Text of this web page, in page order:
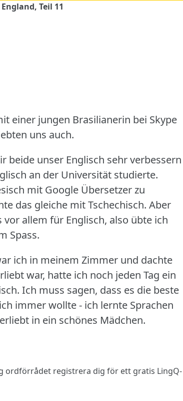
Teil 11
einer jungen Brasilianerin bei Skype
uns auch.
beide unser Englisch sehr verbessern
an der Universität studierte.
mit Google Übersetzer zu
das gleiche mit Tschechisch. Aber
allem für Englisch, also übte ich
Spass.
ich in meinem Zimmer und dachte
war, hatte ich noch jeden Tag ein
Ich muss sagen, dass es die beste
immer wollte - ich lernte Sprachen
in ein schönes Mädchen.
ordförrådet registrera dig för ett gratis LingQ-